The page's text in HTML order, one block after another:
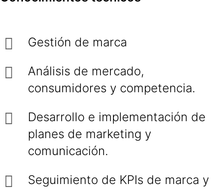
Gestión de marca
Análisis de mercado,
consumidores y competencia.
Desarrollo e implementación de
planes de marketing y
comunicación.
Seguimiento de KPIs de marca y